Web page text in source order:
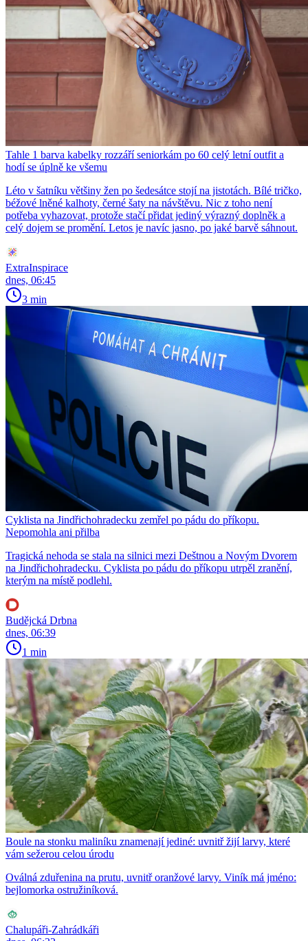
Tahle 1 barva kabelky rozzáří seniorkám po 60 celý letní outfit a
hodí se úplně ke všemu
Léto v šatníku většiny žen po šedesátce stojí na jistotách. Bílé tričko,
béžové lněné kalhoty, černé šaty na návštěvu. Nic z toho není
potřeba vyhazovat, protože stačí přidat jediný výrazný doplněk a
celý dojem se promění. Letos je navíc jasno, po jaké barvě sáhnout.
ExtraInspirace
dnes, 06:45
3 min
Cyklista na Jindřichohradecku zemřel po pádu do příkopu.
Nepomohla ani přilba
Tragická nehoda se stala na silnici mezi Deštnou a Novým Dvorem
na Jindřichohradecku. Cyklista po pádu do příkopu utrpěl zranění,
kterým na místě podlehl.
Budějcká Drbna
dnes, 06:39
1 min
Boule na stonku maliníku znamenají jediné: uvnitř žijí larvy, které
vám sežerou celou úrodu
Oválná zduřenina na prutu, uvnitř oranžové larvy. Viník má jméno:
bejlomorka ostružiníková.
Chalupáři-Zahrádkáři